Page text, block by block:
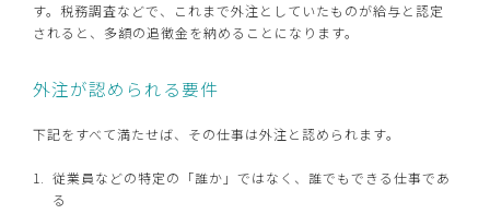
す。税務調査などで、これまで外注としていたものが給与と認定
されると、多額の追徴金を納めることになります。
外注が認められる要件
下記をすべて満たせば、その仕事は外注と認められます。
従業員などの特定の「誰か」ではなく、誰でもできる仕事であ
る